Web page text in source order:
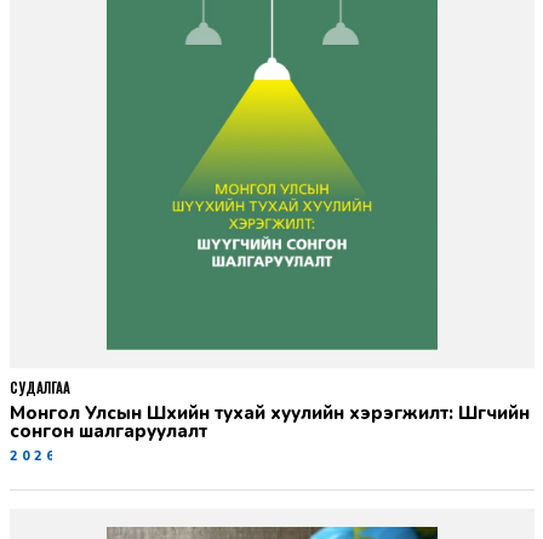
Монгол Улсын Шүүхийн тухай хуулийн хэрэгжилт: Шүүгчийн
сонгон шалгаруулалт
2026-06-19
СУДАЛГАА